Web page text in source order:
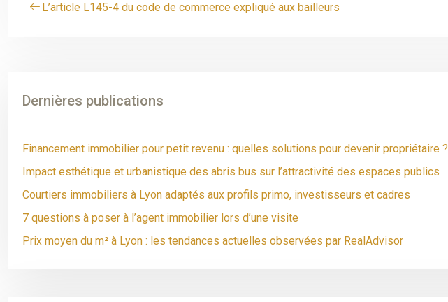
L’article L145-4 du code de commerce expliqué aux bailleurs
Dernières publications
Financement immobilier pour petit revenu : quelles solutions pour devenir propriétaire ?
Impact esthétique et urbanistique des abris bus sur l’attractivité des espaces publics
Courtiers immobiliers à Lyon adaptés aux profils primo, investisseurs et cadres
7 questions à poser à l’agent immobilier lors d’une visite
Prix moyen du m² à Lyon : les tendances actuelles observées par RealAdvisor